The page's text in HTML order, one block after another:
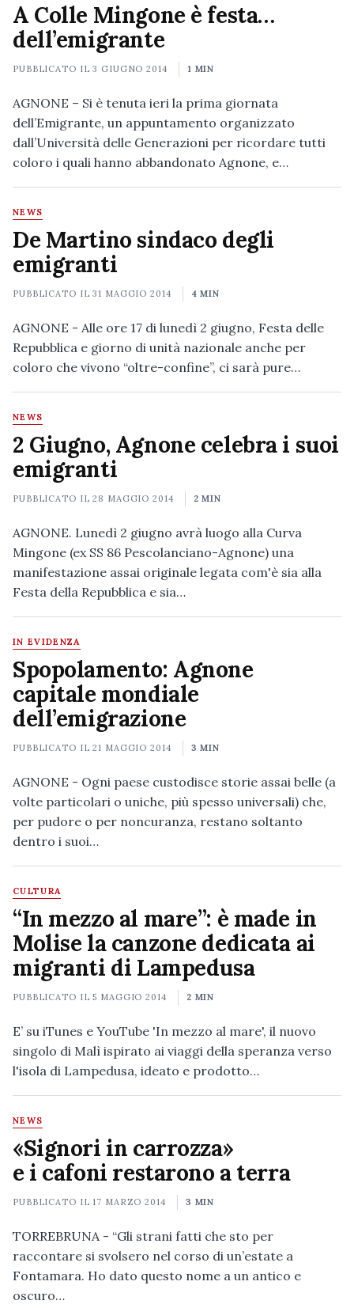
A Colle Mingone è festa…
dell’emigrante
PUBBLICATO IL3 GIUGNO 2014 1 MIN
AGNONE – Si è tenuta ieri la prima giornata
dell’Emigrante, un appuntamento organizzato
dall’Università delle Generazioni per ricordare tutti
coloro i quali hanno abbandonato Agnone, e…
NEWS
De Martino sindaco degli
emigranti
PUBBLICATO IL31 MAGGIO 2014 4 MIN
AGNONE - Alle ore 17 di lunedì 2 giugno, Festa delle
Repubblica e giorno di unità nazionale anche per
coloro che vivono “oltre-confine”, ci sarà pure…
NEWS
2 Giugno, Agnone celebra i suoi
emigranti
PUBBLICATO IL28 MAGGIO 2014 2 MIN
AGNONE. Lunedì 2 giugno avrà luogo alla Curva
Mingone (ex SS 86 Pescolanciano-Agnone) una
manifestazione assai originale legata com'è sia alla
Festa della Repubblica e sia…
IN EVIDENZA
Spopolamento: Agnone
capitale mondiale
dell’emigrazione
PUBBLICATO IL21 MAGGIO 2014 3 MIN
AGNONE - Ogni paese custodisce storie assai belle (a
volte particolari o uniche, più spesso universali) che,
per pudore o per noncuranza, restano soltanto
dentro i suoi…
CULTURA
“In mezzo al mare”: è made in
Molise la canzone dedicata ai
migranti di Lampedusa
PUBBLICATO IL5 MAGGIO 2014 2 MIN
E’ su iTunes e YouTube 'In mezzo al mare', il nuovo
singolo di Malì ispirato ai viaggi della speranza verso
l'isola di Lampedusa, ideato e prodotto…
NEWS
«Signori in carrozza»
e i cafoni restarono a terra
PUBBLICATO IL17 MARZO 2014 3 MIN
TORREBRUNA - “Gli strani fatti che sto per
raccontare si svolsero nel corso di un’estate a
Fontamara. Ho dato questo nome a un antico e
oscuro…